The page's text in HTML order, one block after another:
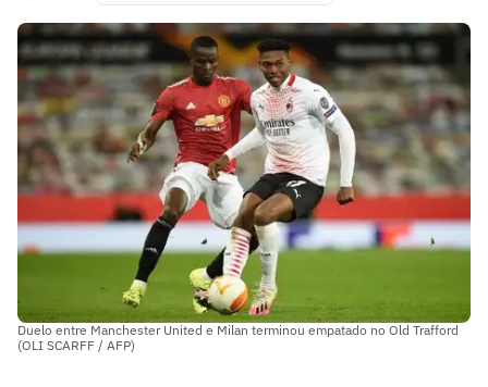
Duelo entre Manchester United e Milan terminou empatado no Old Trafford
(OLI SCARFF / AFP)